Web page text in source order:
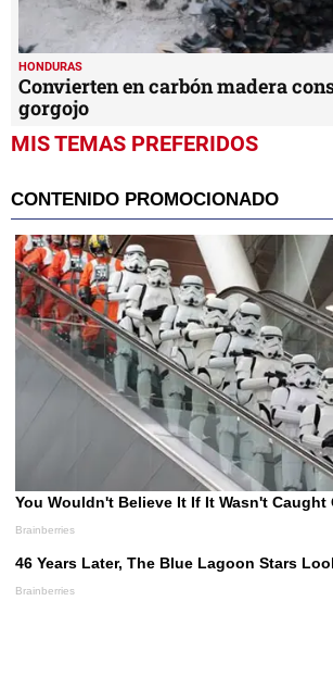
HONDURAS
Convierten en carbón madera
gorgojo
MIS TEMAS PREFERIDOS